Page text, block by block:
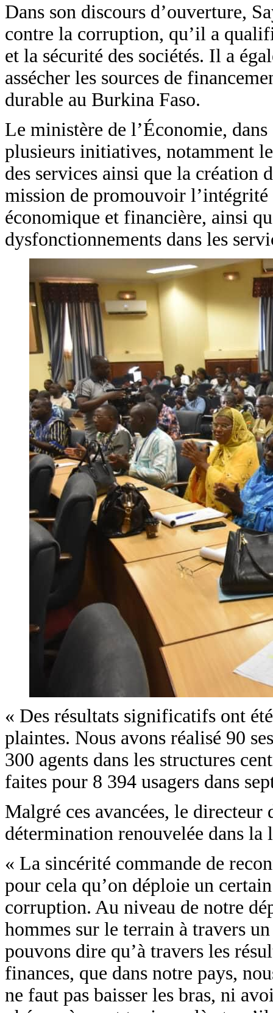
Dans son discours d’ouverture,
contre la corruption, qu’il a
et la sécurité des sociétés. Il a
assécher les sources de
durable au Burkina Faso.
Le ministère de l’Économie,
plusieurs initiatives, notamment
des services ainsi que la création
mission de promouvoir
économique et financière, ainsi
dysfonctionnements dans les
« Des résultats significatifs ont
plaintes. Nous avons réalisé 90
300 agents dans les structures
faites pour 8 394 usagers dans
Malgré ces avancées, le
détermination renouvelée dans
« La sincérité commande de
pour cela qu’on déploie un
corruption. Au niveau de notre
hommes sur le terrain à travers
pouvons dire qu’à travers les
finances, que dans notre pays,
ne faut pas baisser les bras, ni